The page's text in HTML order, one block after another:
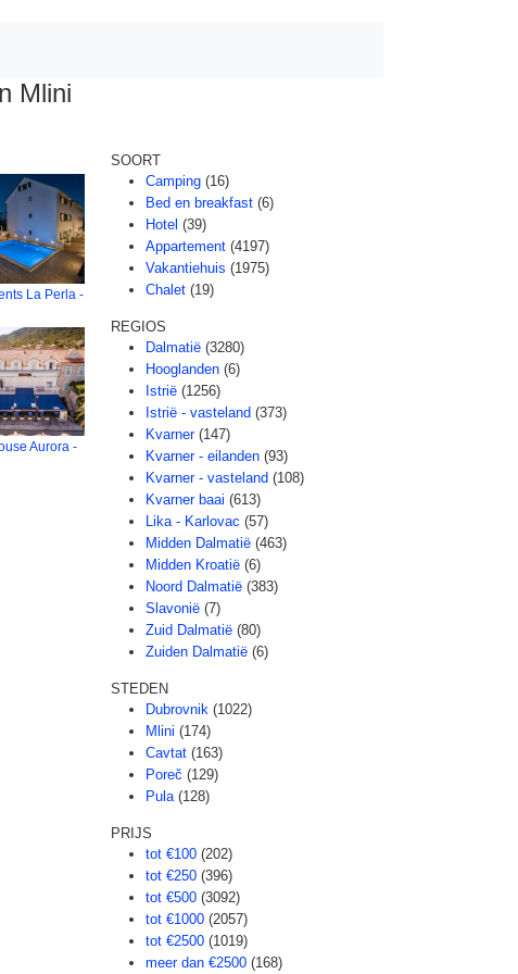
Mlini
La Perla -
Aurora -
SOORT
Camping (16)
Bed en breakfast (6)
Hotel (39)
Appartement (4197)
Vakantiehuis (1975)
Chalet (19)
REGIOS
Dalmatië (3280)
Hooglanden (6)
Istrië (1256)
Istrië - vasteland (373)
Kvarner (147)
Kvarner - eilanden (93)
Kvarner - vasteland (108)
Kvarner baai (613)
Lika - Karlovac (57)
Midden Dalmatië (463)
Midden Kroatië (6)
Noord Dalmatië (383)
Slavonië (7)
Zuid Dalmatië (80)
Zuiden Dalmatië (6)
STEDEN
Dubrovnik (1022)
Mlini (174)
Cavtat (163)
Poreč (129)
Pula (128)
PRIJS
tot €100 (202)
tot €250 (396)
tot €500 (3092)
tot €1000 (2057)
tot €2500 (1019)
meer dan €2500 (168)